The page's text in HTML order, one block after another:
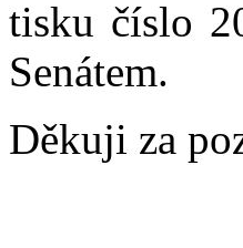
tisku číslo
Senátem.
Děkuji za